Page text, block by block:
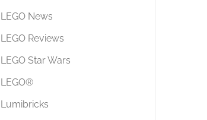
LEGO News
LEGO Reviews
LEGO Star Wars
LEGO®
Lumibricks